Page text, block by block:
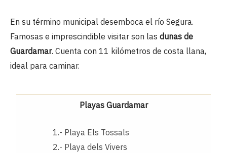
En su término municipal desemboca el río Segura.
Famosas e imprescindible visitar son las dunas de
Guardamar. Cuenta con 11 kilómetros de costa llana,
ideal para caminar.
Playas Guardamar
1.- Playa Els Tossals
2.- Playa dels Vivers